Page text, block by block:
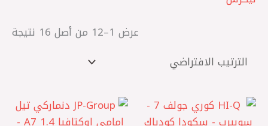
عرض 1–12 من أصل 16 نتيجة